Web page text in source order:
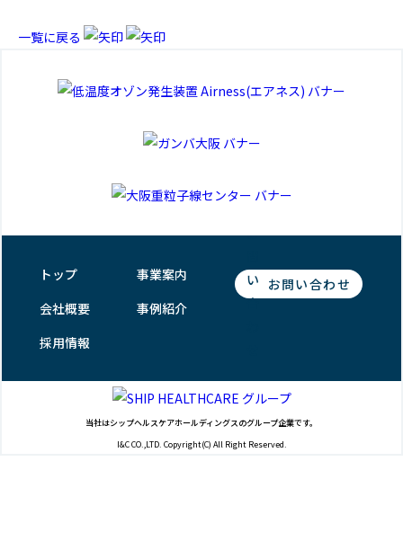
一覧に戻る
トップ
事業案内
会社概要
事例紹介
採用情報
お問い合わせ
当社はシップヘルスケアホールディングスのグループ企業です。
I&C CO.,LTD. Copyright(C) All Right Reserved.